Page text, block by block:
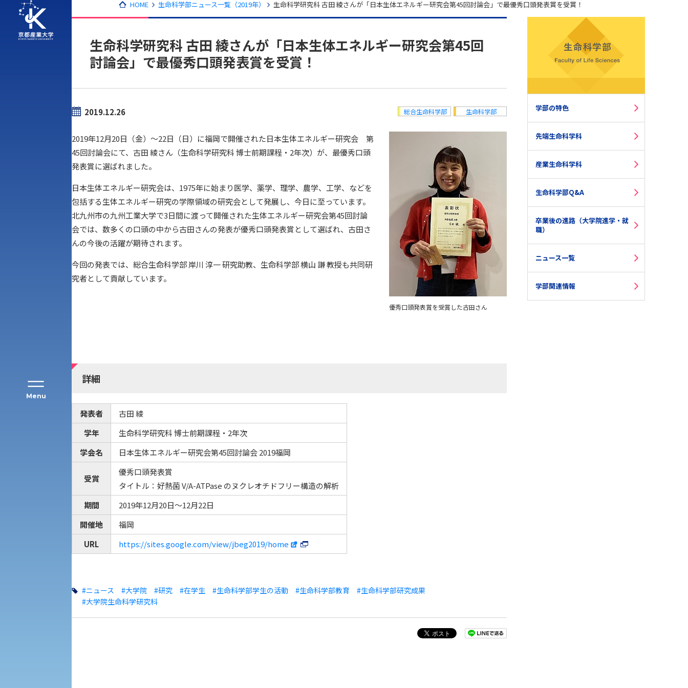
Menu
共通テスト利用入試[前期][後期]
専門学科等対象公募推薦入試
科目等履修生・聴講生募集
キャンパス・施設の見学について
HOME 生命科学部ニュース一覧（2019年） 生命科学研究科 古田 綾さんが「日本生体エネルギー研究会第45回討論会」で最優秀口頭発表賞を受賞！
生命科学研究科 古田 綾さんが「日本生体エネルギー研究会第45回
討論会」で最優秀口頭発表賞を受賞！
2019.12.26 総合生命科学部 生命科学部
優秀口頭発表賞を受賞した古田さん
2019年12月20日（金）〜22日（日）に福岡で開催された日本生体エネルギー研究会 第
45回討論会にて、古田 綾さん（生命科学研究科 博士前期課程・2年次）が、最優秀口頭
発表賞に選ばれました。
日本生体エネルギー研究会は、1975年に始まり医学、薬学、理学、農学、工学、などを
包括する生体エネルギー研究の学際領域の研究会として発展し、今日に至っています。
北九州市の九州工業大学で3日間に渡って開催された生体エネルギー研究会第45回討論
会では、数多くの口頭の中から古田さんの発表が優秀口頭発表賞として選ばれ、古田さ
んの今後の活躍が期待されます。
今回の発表では、総合生命科学部 岸川 淳一 研究助教、生命科学部 横山 謙 教授も共同研
究者として貢献しています。
詳細
発表者
古田 綾
学年
生命科学研究科 博士前期課程・2年次
学会名
日本生体エネルギー研究会第45回討論会 2019福岡
受賞
優秀口頭発表賞
タイトル：好熱菌 V/A-ATPase のヌクレオチドフリー構造の解析
期間
2019年12月20日～12月22日
開催地
福岡
URL
https://sites.google.com/view/jbeg2019/home
#ニュース #大学院 #研究 #在学生 #生命科学部学生の活動 #生命科学部教育
#生命科学部研究成果
#大学院生命科学研究科
学部の特色
先端生命科学科
産業生命科学科
生命科学部Q&A
卒業後の進路（大学院進学・就
職）
ニュース一覧
学部関連情報